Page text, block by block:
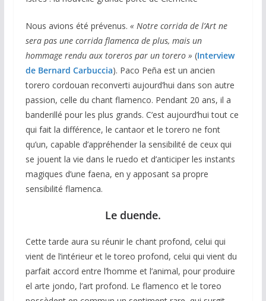
Nous avions été prévenus. « Notre corrida de l’Art ne
sera pas une corrida flamenca de plus, mais un
hommage rendu aux toreros par un torero » (Interview
de Bernard Carbuccia). Paco Peña est un ancien
torero cordouan reconverti aujourd’hui dans son autre
passion, celle du chant flamenco. Pendant 20 ans, il a
banderillé pour les plus grands. C’est aujourd’hui tout ce
qui fait la différence, le cantaor et le torero ne font
qu’un, capable d’appréhender la sensibilité de ceux qui
se jouent la vie dans le ruedo et d’anticiper les instants
magiques d’une faena, en y apposant sa propre
sensibilité flamenca.
Le duende.
Cette tarde aura su réunir le chant profond, celui qui
vient de l’intérieur et le toreo profond, celui qui vient du
parfait accord entre l’homme et l’animal, pour produire
el arte jondo, l’art profond. Le flamenco et le toreo